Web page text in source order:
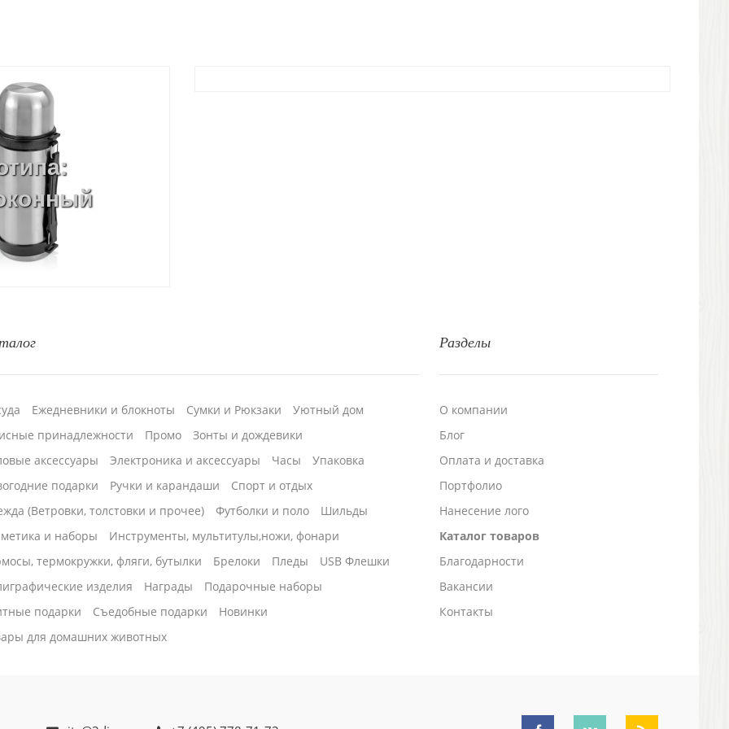
Разделы
О компании
Блог
Оплата и доставка
Портфолио
Нанесение лого
Каталог товаров
Благодарности
Вакансии
Контакты
Ежедневники и блокноты Сумки и Рюкзаки
Уютный дом
принадлежности
Промо
Зонты и дождевики
аксессуары
Электроника и аксессуары Часы
Упаковка
подарки
Ручки и карандаши
Спорт и отдых
(Ветровки, толстовки и прочее)
Футболки и поло
Шильды
и наборы
Инструменты, мультитулы,ножи, фонари
термокружки, фляги, бутылки
Брелоки Пледы
USB Флешки
изделия
Награды
Подарочные наборы
подарки
Cъедобные подарки
Новинки
для домашних животных